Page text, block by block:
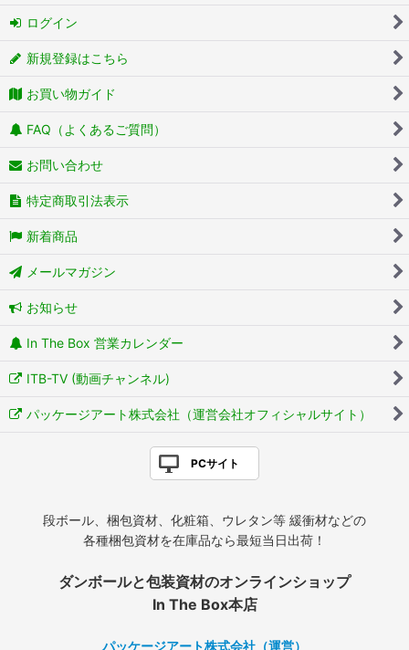
ログイン
新規登録はこちら
お買い物ガイド
FAQ（よくあるご質問）
お問い合わせ
特定商取引法表示
新着商品
メールマガジン
お知らせ
In The Box 営業カレンダー
ITB-TV (動画チャンネル)
パッケージアート株式会社（運営会社オフィシャルサイト）
PCサイト
段ボール、梱包資材、化粧箱、ウレタン等 緩衝材などの
各種梱包資材を在庫品なら最短当日出荷！
ダンボールと包装資材のオンラインショップ
In The Box本店
パッケージアート株式会社（運営）